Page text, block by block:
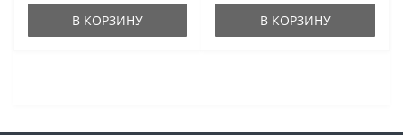
В КОРЗИНУ В КОРЗИНУ